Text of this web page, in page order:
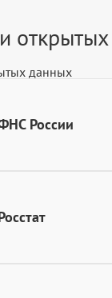
данных
России